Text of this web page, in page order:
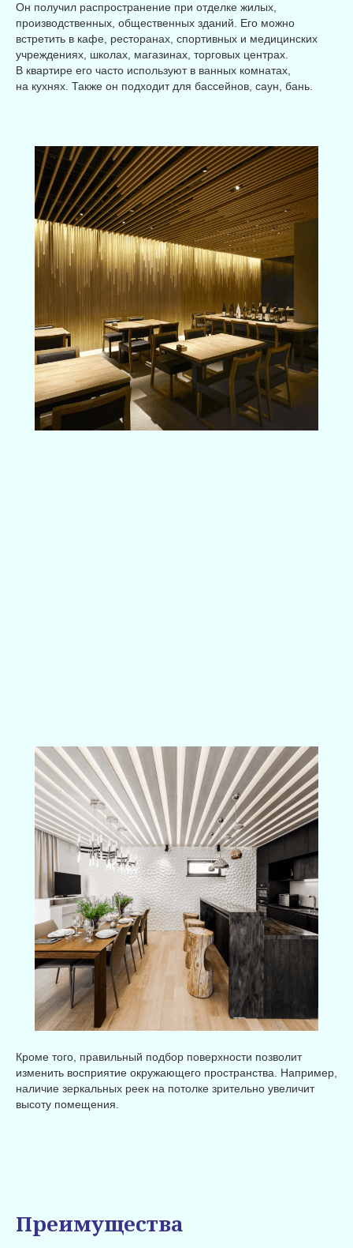
Он получил распространение при отделке жилых,
производственных, общественных зданий. Его можно
встретить в кафе, ресторанах, спортивных и медицинских
учреждениях, школах, магазинах, торговых центрах.
В квартире его часто используют в ванных комнатах,
на кухнях. Также он подходит для бассейнов, саун, бань.
Кроме того, правильный подбор поверхности позволит
изменить восприятие окружающего пространства. Например,
наличие зеркальных реек на потолке зрительно увеличит
высоту помещения.
Преимущества